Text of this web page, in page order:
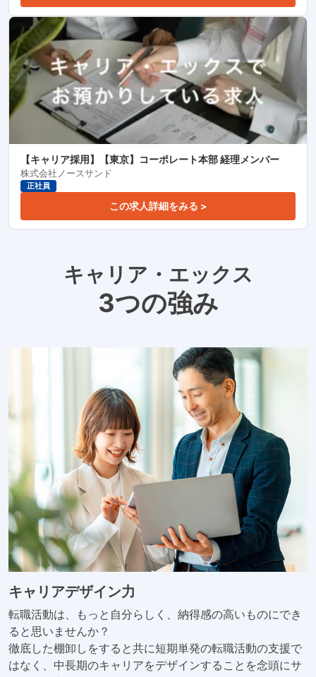
【キャリア採用】【東京】コーポレート本部 経理メンバー
株式会社ノースサンド
正社員
この求人詳細をみる >
キャリア・エックス
3つの強み
キャリアデザイン力
転職活動は、もっと自分らしく、納得感の高いものにでき
ると思いませんか？
徹底した棚卸しをすると共に短期単発の転職活動の支援で
はなく、中長期のキャリアをデザインすることを念頭にサ